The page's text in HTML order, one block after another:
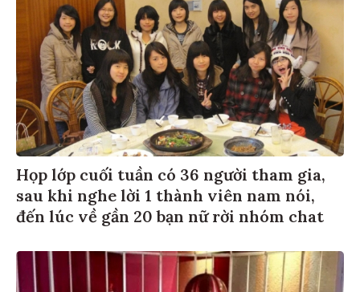
Họp lớp cuối tuần có 36 người tham gia,
sau khi nghe lời 1 thành viên nam nói,
đến lúc về gần 20 bạn nữ rời nhóm chat